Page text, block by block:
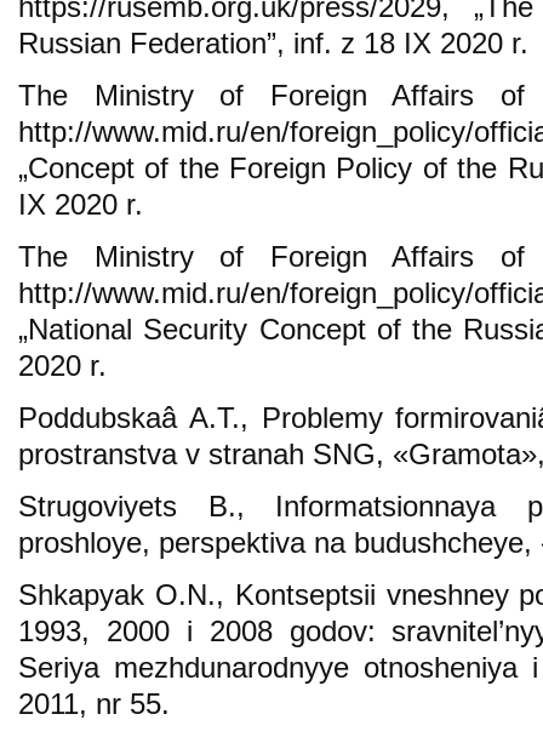
https://rusemb.org.uk/press/2029,
Russian Federation”, inf. z 18 IX 2020 r.
The Ministry of Foreign Affairs of
http://www.mid.ru/en/foreign_policy/
„Concept of the Foreign Policy of the
IX 2020 r.
The Ministry of Foreign Affairs of
http://www.mid.ru/en/foreign_policy/
„National Security Concept of the
2020 r.
Poddubskaâ A.T., Problemy
prostranstva v stranah SNG,
Strugoviyets B.,
proshloye, perspektiva na budushcheye,
Shkapyak O.N., Kontseptsii vneshney
1993, 2000 i 2008 godov:
Seriya mezhdunarodnyye otnosheniya
2011, nr 55.